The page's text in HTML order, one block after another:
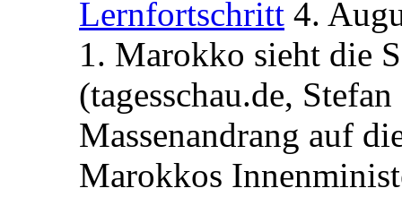
Lernfortschritt 4.
1. Marokko sieht die
(tagesschau.de,
Massenandrang auf
Marokkos